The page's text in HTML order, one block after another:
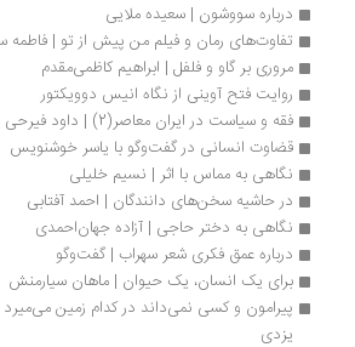
درباره سووشون | سعیده ملایی
تفاوت‌های رمان و فیلم من پیش از تو | فاطمه سلیمانی
مروری بر گاو و فلفل | ابراهیم کاظمی‌مقدم
روایت فتح آوینی از نگاه انیس دوویکتور
فقه و سیاست در ایران معاصر(2) | داود فیرحی
قضاوت انسانی در گفت‌وگو با یاسر خوشنویس
نگاهی به مماس با اثر | نسیم خلیلی
در حاشیه سخن‌های دانندگان | احمد آفتابی
نگاهی به دختر حاجی | آزاده جهان‌احمدی
درباره عمق فکری شعر سهراب | گفت‌وگو
برای یک انسان، یک حیوان | ماهان سیارمنش